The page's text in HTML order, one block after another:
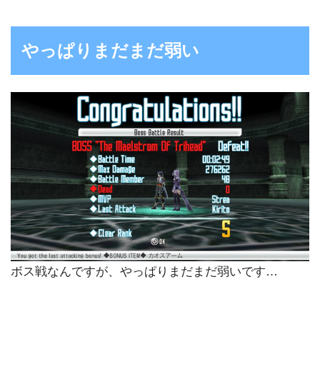
やっぱりまだまだ弱い
ボス戦なんですが、やっぱりまだまだ弱いです…